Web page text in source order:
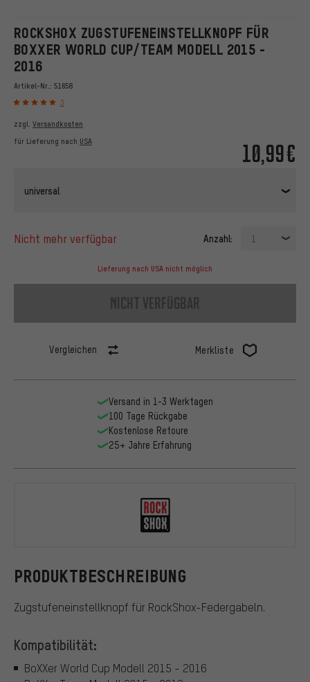
ROCKSHOX ZUGSTUFENEINSTELLKNOPF FÜR
BOXXER WORLD CUP/TEAM MODELL 2015 -
2016
Artikel-Nr.: 51658
3
10,99€
zzgl. Versandkosten
für Lieferung nach USA
universal
nicht mehr verfügbar Anzahl: 1
Lieferung nach USA nicht möglich
nicht verfügbar
Vergleichen Merkliste
PRODUKTBESCHREIBUNG
Zugstufeneinstellknopf für RockShox-Federgabeln.
Kompatibilität:
BoXXer World Cup Modell 2015 - 2016
Versand in 1-3 Werktagen
100 Tage Rückgabe
Kostenlose Retoure
25+ Jahre Erfahrung